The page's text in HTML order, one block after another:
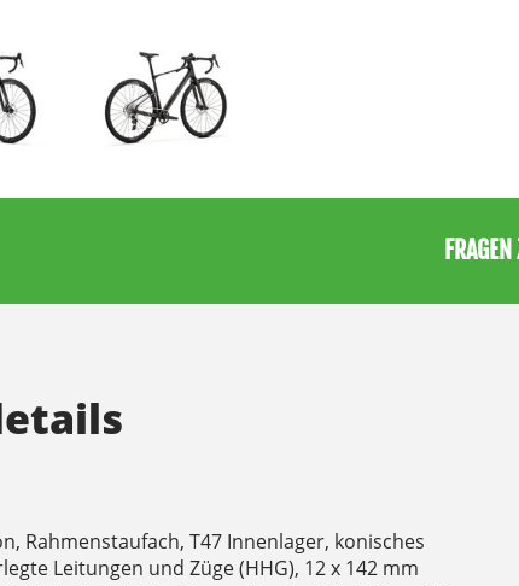
Rahmenstaufach, T47 Innenlager, konisches
Leitungen und Züge (HHG), 12 x 142 mm